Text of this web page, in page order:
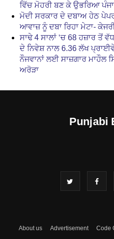
ਵਿੱਚ ਮੋਹਰੀ ਬਣ ਕੇ ਉਭਰਿਆ
ਮੋਦੀ ਸਰਕਾਰ ਦੇ ਦਬਾਅ ਹੇਠ
ਆਵਾਜ਼ ਨੂੰ ਦਬਾ ਰਿਹਾ ਮੇਟਾ-
ਸਾਢੇ 4 ਸਾਲਾਂ ‘ਚ 68 ਹਜ਼ਾਰ ਤੋਂ
ਦੇ ਨਿਵੇਸ਼ ਨਾਲ 6.36 ਲੱਖ
ਨੌਜਵਾਨਾਂ ਲਈ ਸਾਜ਼ਗਾਰ ਮਾਹੌਲ
ਅਰੋੜਾ
Punjabi
About us Advertisement Code